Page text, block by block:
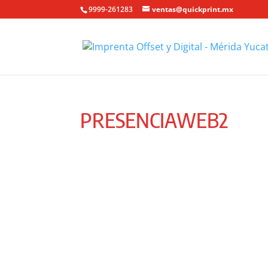
9999-261283 ventas@quickprint.mx
PRESENCIAWEB2